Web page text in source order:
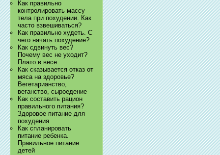
Как правильно
контролировать массу
тела при похудении. Как
часто взвешиваться?
Как правильно худеть. С
чего начать похудение?
Как сдвинуть вес?
Почему вес не уходит?
Плато в весе
Как сказывается отказ от
мяса на здоровье?
Вегетарианство,
веганство, сыроедение
Как составить рацион
правильного питания?
Здоровое питание для
похудения
Как спланировать
питание ребенка.
Правильное питание
детей